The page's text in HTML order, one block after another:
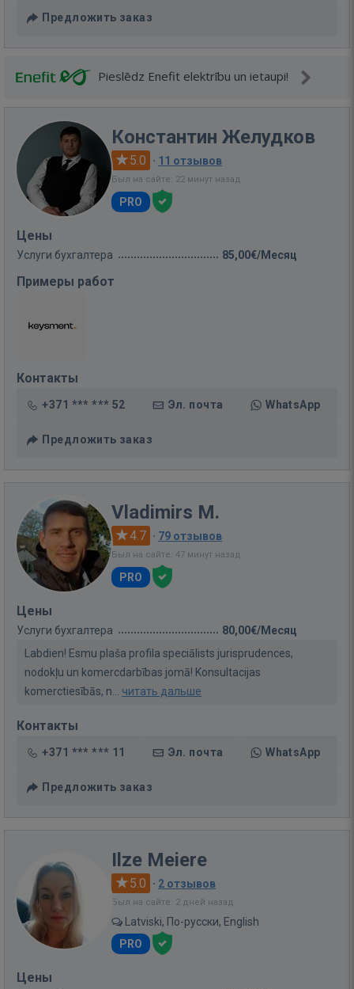
Предложить заказ
Pieslēdz Enefit elektrību un ietaupi!
Константин Желудков
5.0 · 11 отзывов
Был на сайте: 22 минут назад
PRO
Цены
Услуги бухгалтера 85,00€/Месяц
Примеры работ
Контакты
+371 *** *** 52 Эл. почта WhatsApp
Предложить заказ
Vladimirs M.
4.7 · 79 отзывов
Был на сайте: 47 минут назад
PRO
Цены
Услуги бухгалтера
80,00€/Месяц
Labdien! Esmu plaša profila speciālists jurisprudences,
nodokļu un komercdarbības jomā! Konsultacijas
komerctiesībās, n... читать дальше
Контакты
+371 *** *** 11 Эл. почта WhatsApp
Предложить заказ
Ilze Meiere
5.0 · 2 отзывов
Был на сайте: 2 дней назад
Latviski, По-русски, English
PRO
Цены